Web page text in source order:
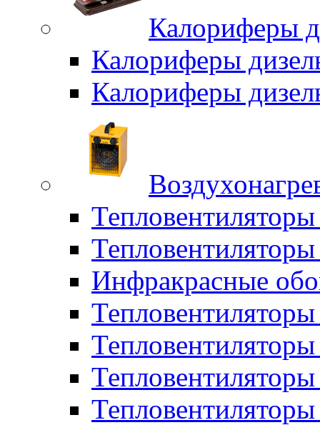
Калориферы
Калориферы
Калориферы
Тепловентиляторы
Инфракрасные